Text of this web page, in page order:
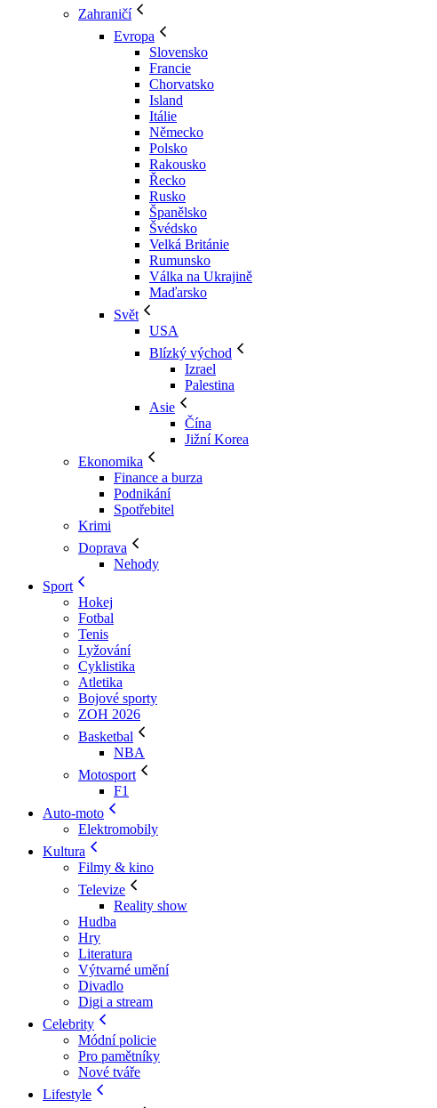
Zahraničí
Evropa
Slovensko
Francie
Chorvatsko
Island
Itálie
Německo
Polsko
Rakousko
Řecko
Rusko
Španělsko
Švédsko
Velká Británie
Rumunsko
Válka na Ukrajině
Maďarsko
Svět
USA
Blízký východ
Izrael
Palestina
Asie
Čína
Jižní Korea
Ekonomika
Finance a burza
Podnikání
Spotřebitel
Krimi
Doprava
Nehody
Sport
Hokej
Fotbal
Tenis
Lyžování
Cyklistika
Atletika
Bojové sporty
ZOH 2026
Basketbal
NBA
Motosport
F1
Auto-moto
Elektromobily
Kultura
Filmy & kino
Televize
Reality show
Hudba
Hry
Literatura
Výtvarné umění
Divadlo
Digi a stream
Celebrity
Módní policie
Pro pamětníky
Nové tváře
Lifestyle